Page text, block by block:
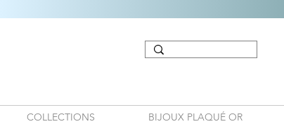
COLLECTIONS BIJOUX PLAQUÉ OR